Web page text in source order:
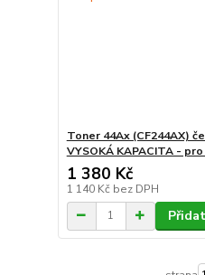
Toner 44Ax (CF244AX)
VYSOKÁ KAPACITA - pro
1 380 Kč
1 140 Kč bez DPH